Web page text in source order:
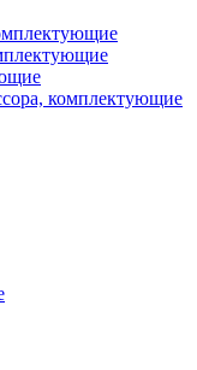
комплектующие